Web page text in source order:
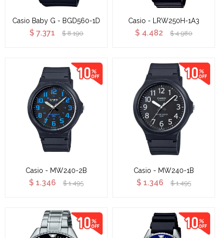
Casio Baby G - BGD560-1D
$ 7.371 $ 8.190
Casio - LRW250H-1A3
$ 4.482 $ 4.980
Casio - MW240-2B
$ 1.346 $ 1.495
Casio - MW240-1B
$ 1.346 $ 1.495